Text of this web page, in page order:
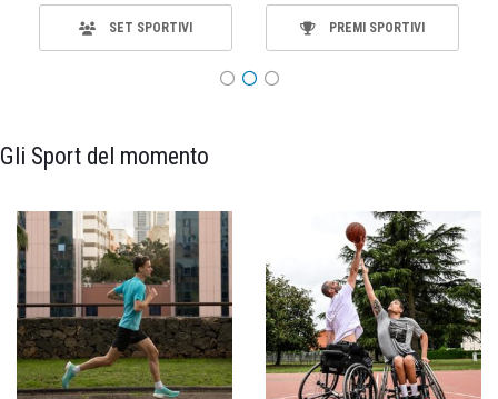
SET SPORTIVI PREMI SPORTIVI
Gli Sport del momento